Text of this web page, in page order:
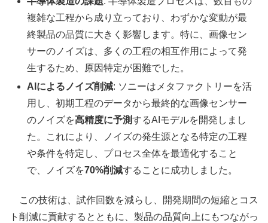
複雑な工程から成り立っており、わずかな変動が最
終製品の品質に大きく影響します。特に、画像セン
サーのノイズは、多くの工程の相互作用によって発
生するため、原因特定が困難でした。
AIによるノイズ削減: ソニーはメタファクトリーを活
用し、初期工程のデータから最終的な画像センサー
のノイズを高精度に予測するAIモデルを開発しまし
た。これにより、ノイズの発生源となる特定の工程
や条件を特定し、プロセス全体を最適化すること
で、ノイズを70%削減することに成功しました。
この技術は、試作回数を減らし、開発期間の短縮とコス
ト削減に貢献するとともに、製品の品質向上にもつながっ